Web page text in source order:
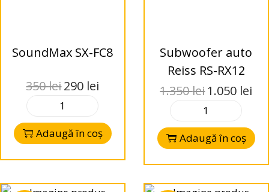
SoundMax SX-FC8
350lei290 lei
Adaugă în coș
Subwoofer auto
Reiss RS-RX12
1.350lei1.050 lei
Adaugă în coș